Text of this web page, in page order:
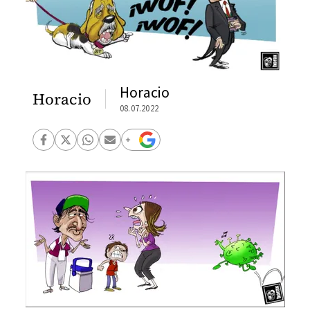
Horacio Horacio
08.07.2022